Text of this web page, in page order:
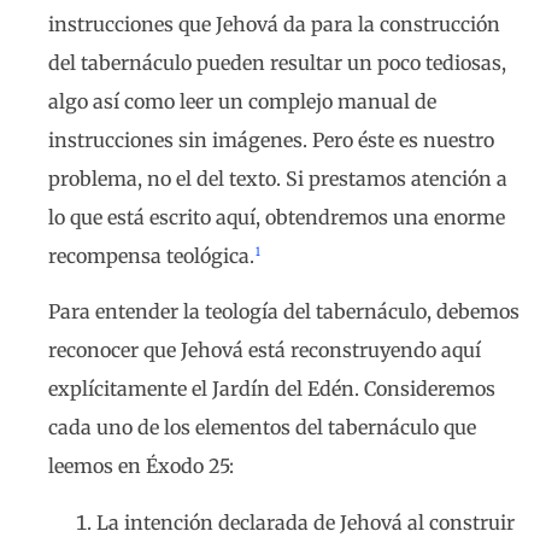
instrucciones que Jehová da para la construcción
del tabernáculo pueden resultar un poco tediosas,
algo así como leer un complejo manual de
instrucciones sin imágenes. Pero éste es nuestro
problema, no el del texto. Si prestamos atención a
lo que está escrito aquí, obtendremos una enorme
recompensa teológica.1
Para entender la teología del tabernáculo, debemos
reconocer que Jehová está reconstruyendo aquí
explícitamente el Jardín del Edén. Consideremos
cada uno de los elementos del tabernáculo que
leemos en Éxodo 25:
La intención declarada de Jehová al construir